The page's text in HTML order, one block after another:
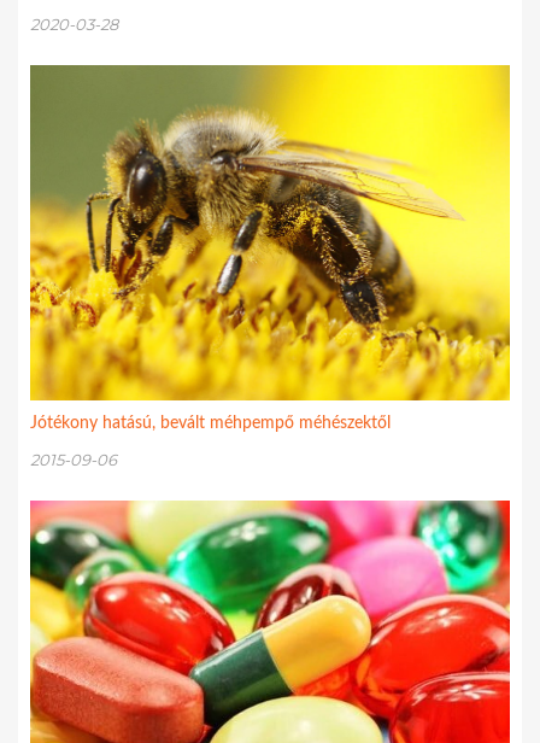
2020-03-28
Jótékony hatású, bevált méhpempő méhészektől
2015-09-06